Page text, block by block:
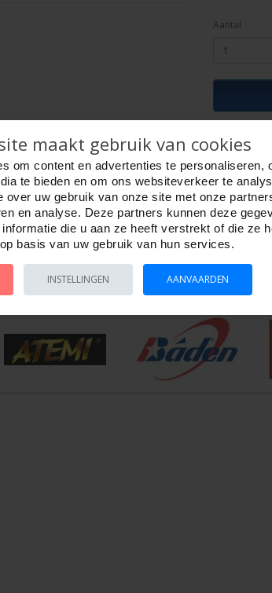
Aantal
resolutie Details
kun je dammen en backgammon spelen in één.
speelveld is 30 mm.
en backgammon.
4.5 cm.
maakt gebruik van cookies
om content en advertenties te personaliseren,
te bieden en om ons websiteverkeer te
over uw gebruik van onze site met onze
en analyse. Deze partners kunnen deze
die u aan ze heeft verstrekt of die ze
basis van uw gebruik van hun services.
INSTELLINGEN AANVAARDEN